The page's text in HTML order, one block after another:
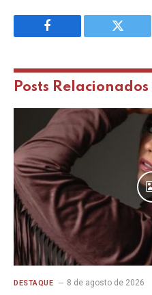
Facebook Twitter
Posts Relacionados
DESTAQUE 8 de agosto de 2026